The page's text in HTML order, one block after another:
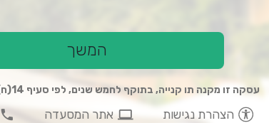
המשך
עסקה זו מקנה תו קנייה, בתוקף לחמש שנים, לפי סעיף 14(ח) לחוק הגנת הצרכן
הצהרת נגישות computer אתר המסעדה phone